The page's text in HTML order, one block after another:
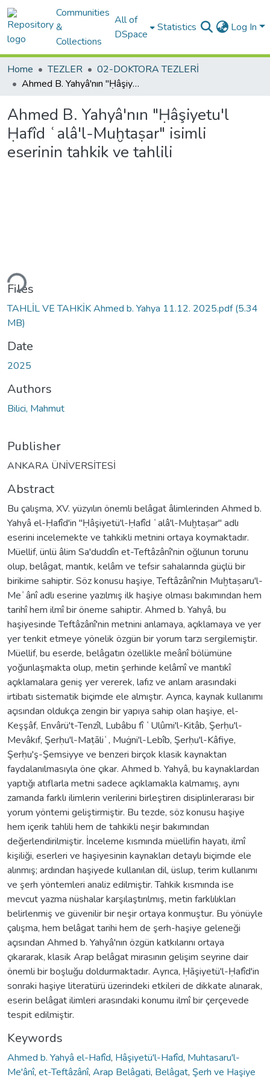
Communities
&
Collections
All of
DSpace
Statistics Log In
Home TEZLER
02-DOKTORA TEZLERİ
Ahmed B. Yahyâ'nın "Ḥâşiyetu'l Ḥafîd ʿalâ'l-Muḫtaṣar" isimli eserinin tahkik ve tahlili
Ahmed B. Yahyâ'nın "Ḥâşiyetu'l
Ḥafîd ʿalâ'l-Muḫtaṣar" isimli
eserinin tahkik ve tahlili
Files
TAHLİL VE TAHKİK Ahmed b. Yahya 11.12. 2025.pdf(5.34
MB)
Date
2025
Authors
Bilici, Mahmut
Publisher
ANKARA ÜNİVERSİTESİ
Abstract
Bu çalışma, XV. yüzyılın önemli belâgat âlimlerinden Ahmed b.
Yahyâ el-Ḥafîd'in "Ḥâşiyetü'l-Ḥafîd ʿalâ'l-Muḫtaṣar" adlı
eserini incelemekte ve tahkikli metnini ortaya koymaktadır.
Müellif, ünlü âlim Sa'duddîn et-Teftâzânî'nin oğlunun torunu
olup, belâgat, mantık, kelâm ve tefsir sahalarında güçlü bir
birikime sahiptir. Söz konusu haşiye, Teftâzânî'nin Muḫtaṣaru'l-
Meʿânî adlı eserine yazılmış ilk haşiye olması bakımından hem
tarihî hem ilmî bir öneme sahiptir. Ahmed b. Yahyâ, bu
haşiyesinde Teftâzânî'nin metnini anlamaya, açıklamaya ve yer
yer tenkit etmeye yönelik özgün bir yorum tarzı sergilemiştir.
Müellif, bu eserde, belâgatın özellikle meânî bölümüne
yoğunlaşmakta olup, metin şerhinde kelâmî ve mantıkî
açıklamalara geniş yer vererek, lafız ve anlam arasındaki
irtibatı sistematik biçimde ele almıştır. Ayrıca, kaynak kullanımı
açısından oldukça zengin bir yapıya sahip olan haşiye, el-
Keşşâf, Envârü't-Tenzîl, Lubâbu fî ʿUlûmi'l-Kitâb, Şerḥu'l-
Mevâkıf, Şerḥu'l-Maṭāliʿ, Muġni'l-Lebîb, Şerḥu'l-Kâfiye,
Şerḥu'ş-Şemsiyye ve benzeri birçok klasik kaynaktan
faydalanılmasıyla öne çıkar. Ahmed b. Yahyâ, bu kaynaklardan
yaptığı atıflarla metni sadece açıklamakla kalmamış, aynı
zamanda farklı ilimlerin verilerini birleştiren disiplinlerarası bir
yorum yöntemi geliştirmiştir. Bu tezde, söz konusu haşiye
hem içerik tahlili hem de tahkikli neşir bakımından
değerlendirilmiştir. İnceleme kısmında müellifin hayatı, ilmî
kişiliği, eserleri ve haşiyesinin kaynakları detaylı biçimde ele
alınmış; ardından haşiyede kullanılan dil, üslup, terim kullanımı
ve şerh yöntemleri analiz edilmiştir. Tahkik kısmında ise
mevcut yazma nüshalar karşılaştırılmış, metin farklılıkları
belirlenmiş ve güvenilir bir neşir ortaya konmuştur. Bu yönüyle
çalışma, hem belâgat tarihi hem de şerh-haşiye geleneği
açısından Ahmed b. Yahyâ'nın özgün katkılarını ortaya
çıkararak, klasik Arap belâgat mirasının gelişim seyrine dair
önemli bir boşluğu doldurmaktadır. Ayrıca, Ḥāşiyetü'l-Ḥafîd'in
sonraki haşiye literatürü üzerindeki etkileri de dikkate alınarak,
eserin belâgat ilimleri arasındaki konumu ilmî bir çerçevede
tespit edilmiştir.
Keywords
Ahmed b. Yahyâ el-Hafîd, Hâşiyetü'l-Hafîd, Muhtasaru'l-
Me'ânî, et-Teftâzânî, Arap Belâgati, Belâgat, Şerh ve Haşiye